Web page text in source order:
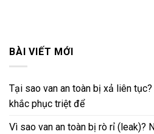
BÀI VIẾT MỚI
Tại sao van an toàn bị xả liên
khắc phục triệt để
Vì sao van an toàn bị rò rỉ (leak)?